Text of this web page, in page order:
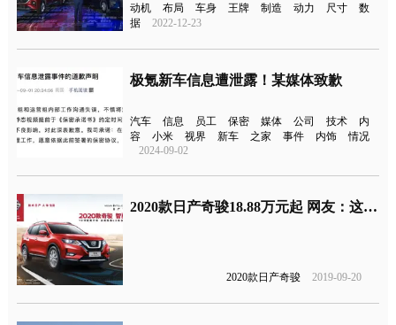
动机
布局 车身 王牌 制造 动力 尺寸
数
据
2022-12-23
极氪新车信息遭泄露！某媒体致歉
汽车 信息 员工 保密 媒体 公司 技术
内
容
小米 视界 新车 之家 事件 内饰
情况
2024-09-02
2020款日产奇骏18.88万元起 网友：这个价格是不是膨胀了
2020款日产奇骏 2019-09-20